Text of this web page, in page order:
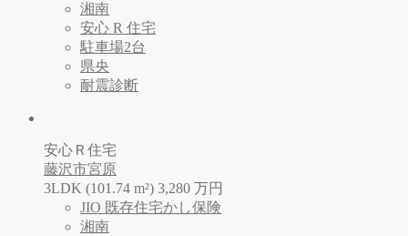
湘南
安心 R 住宅
駐車場2台
県央
耐震診断
安心Ｒ住宅
藤沢市宮原
3LDK (101.74 m²) 3,280 万円
JIO 既存住宅かし保険
湘南